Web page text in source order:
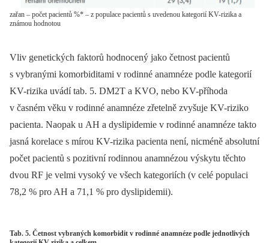
zařan – počet pacientů %* – z populace pacientů s uvedenou kategorií KV-rizika a
známou hodnotou
Vliv genetických faktorů hodnocený jako četnost pacientů
s vybranými komorbiditami v rodinné anamnéze podle kategorií
KV-rizika uvádí tab. 5. DM2T a KVO, nebo KV-příhoda
v časném věku v rodinné anamnéze zřetelně zvyšuje KV-riziko
pacienta. Naopak u AH a dyslipidemie v rodinné anamnéze takto
jasná korelace s mírou KV-rizika pacienta není, nicméně absolutní
počet pacientů s pozitivní rodinnou anamnézou výskytu těchto
dvou RF je velmi vysoký ve všech kategoriích (v celé populaci
78,2 % pro AH a 71,1 % pro dyslipidemii).
Tab. 5. Četnost vybraných komorbidit v rodinné anamnéze podle jednotlivých